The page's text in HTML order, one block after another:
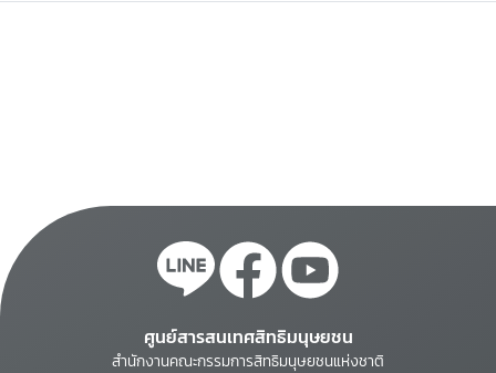
ศูนย์สารสนเทศสิทธิมนุษยชน
สำนักงานคณะกรรมการสิทธิมนุษยชนแห่งชาติ